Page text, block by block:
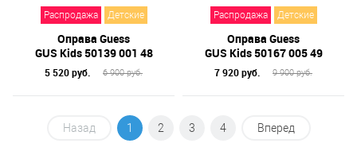
Распродажа Детские
Оправа Guess
GUS Kids 50139 001 48
5 520 руб. 6 900 руб.
Распродажа Детские
Оправа Guess
GUS Kids 50167 005 49
7 920 руб. 9 900 руб.
Назад 1 2 3 4 Вперед